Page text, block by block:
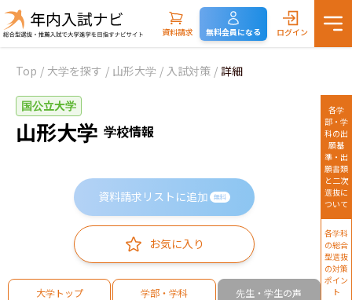
資料請求 無料会員になる ログイン
Top / 大学を探す / 山形大学 / 入試対策 / 詳細
国公立大学
山形大学 学校情報
資料請求リストに追加 無料
お気に入り
大学トップ 学部・学科 先生・学生の声
各学
部・学
科の出
願基
準・出
願書類
と二次
選抜に
ついて
各学科
の総合
型選抜
の対策
ポイン
ト